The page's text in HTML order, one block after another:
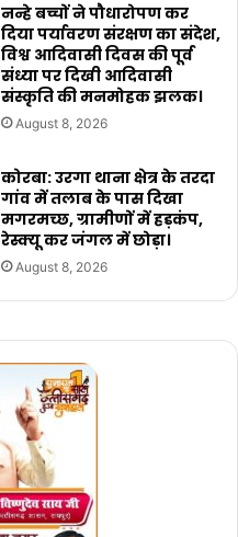
नन्हे बच्चों ने पौधारोपण कर
दिया पर्यावरण संरक्षण का संदेश,
विश्व आदिवासी दिवस की पूर्व
संध्या पर दिखी आदिवासी
संस्कृति की मनमोहक झलक।
August 8, 2026
कोरबा: उरगा थाना क्षेत्र के तरदा
गांव में तलाब के पास दिखा
मगरमच्छ, ग्रामीणों में हड़कंप,
रेस्क्यू कर जंगल में छोड़ा।
August 8, 2026